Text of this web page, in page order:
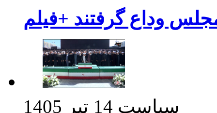
وداع گرفتند +فیلم
سیاست 14 تیر 1405